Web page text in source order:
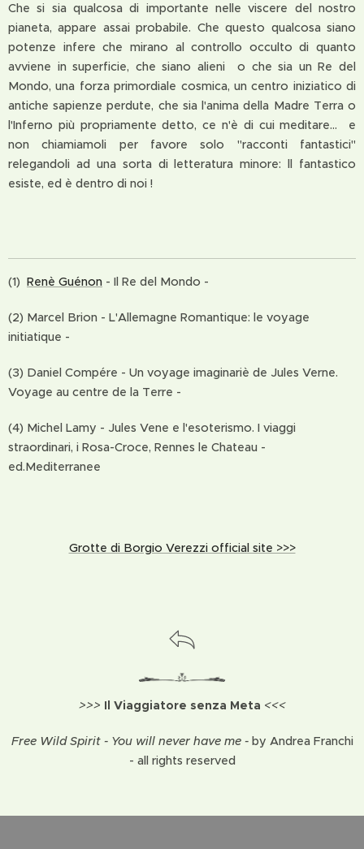
Che si sia qualcosa di importante nelle viscere del nostro
pianeta, appare assai probabile. Che questo qualcosa siano
potenze infere che mirano al controllo occulto di quanto
avviene in superficie, che siano alieni o che sia un Re del
Mondo, una forza primordiale cosmica, un centro iniziatico di
antiche sapienze perdute, che sia l'anima della Madre Terra o
l'Inferno più propriamente detto, ce n'è di cui meditare... e
non chiamiamoli per favore solo "racconti fantastici"
relegandoli ad una sorta di letteratura minore: ll fantastico
esiste, ed è dentro di noi !
(1) Renè Guénon - Il Re del Mondo -
(2) Marcel Brion - L'Allemagne Romantique: le voyage
initiatique -
(3) Daniel Compére - Un voyage imaginariè de Jules Verne.
Voyage au centre de la Terre -
(4) Michel Lamy - Jules Vene e l'esoterismo. I viaggi
straordinari, i Rosa-Croce, Rennes le Chateau -
ed.Mediterranee
Grotte di Borgio Verezzi official site >>>
>>> Il Viaggiatore senza Meta <<<
Free Wild Spirit - You will never have me - by Andrea Franchi
- all rights reserved